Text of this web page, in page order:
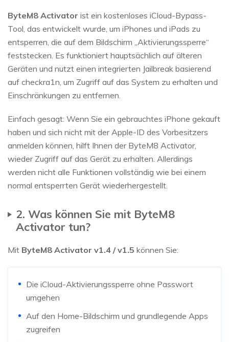
ByteM8 Activator ist ein kostenloses iCloud-Bypass-
Tool, das entwickelt wurde, um iPhones und iPads zu
entsperren, die auf dem Bildschirm „Aktivierungssperre“
feststecken. Es funktioniert hauptsächlich auf älteren
Geräten und nutzt einen integrierten Jailbreak basierend
auf checkra1n, um Zugriff auf das System zu erhalten und
Einschränkungen zu entfernen.
Einfach gesagt: Wenn Sie ein gebrauchtes iPhone gekauft
haben und sich nicht mit der Apple-ID des Vorbesitzers
anmelden können, hilft Ihnen der ByteM8 Activator,
wieder Zugriff auf das Gerät zu erhalten. Allerdings
werden nicht alle Funktionen vollständig wie bei einem
normal entsperrten Gerät wiederhergestellt.
2. Was können Sie mit ByteM8
Activator tun?
Mit ByteM8 Activator v1.4 / v1.5 können Sie:
Die iCloud-Aktivierungssperre ohne Passwort
umgehen
Auf den Home-Bildschirm und grundlegende Apps
zugreifen